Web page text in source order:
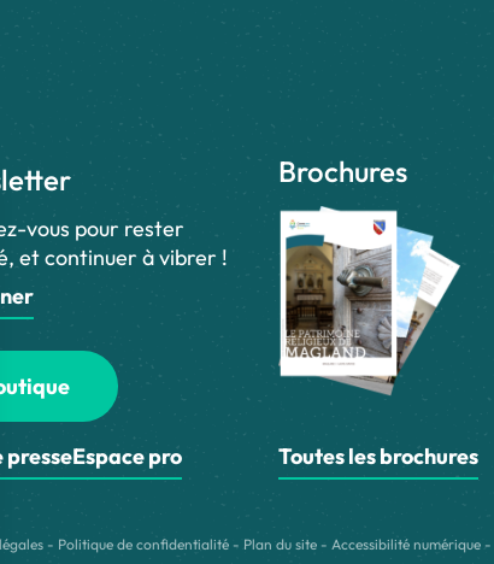
vous pour rester
et continuer à vibrer !
presseEspace pro
Brochures
Toutes les brochures
- Politique de confidentialité - Plan du site - Accessibilité numérique -